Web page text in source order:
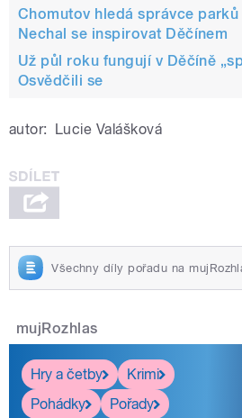
Chomutov hledá správce
Nechal se inspirovat Děčínem
Už půl roku fungují v Děčíně
Osvědčili se
autor: Lucie Valášková
Všechny díly pořadu na
mujRozhlas
Hry a četby
Krimi
Pohádky
Pořady